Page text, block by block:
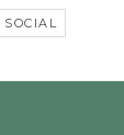
SOCIAL